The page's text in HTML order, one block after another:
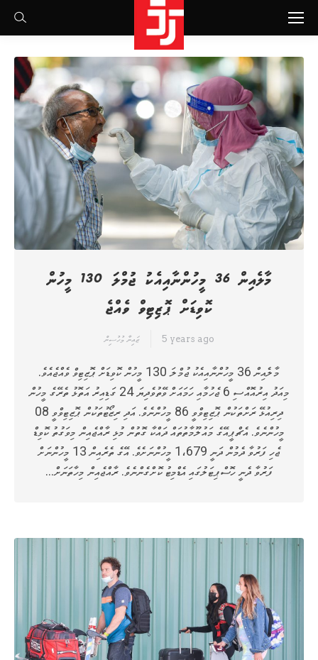
Search:
މާލެއިން 36 މީހުންނާއިއެކު ޖުމްލަ 130 މީހުން
ކޮވިޑަށް ޕޮޒިޓިވް ވެއްޖެ
ޒައިނާ މުހުސިން 5 years ago
މާލެއިން 36 މީހުންނާއިއެކު ޖުމްލަ 130 މީހުން ކޮވިޑަށް ޕޮޒިޓިވް ވެއްޖެއެވެ.
މިއަދު އިރުއޮއްސި 6 ޖެހުމާއި ހަމައަށް ވޭތުވެދިޔަ 24 ގަޑިއިރު އަތޮޅު ތެރޭގެ މީހުން
ދިރިއުޅޭ ރަށްތަކުން ޕޮޒިޓިވްވީ 86 މީހުންނެވެ. އަދި ރިޒޯޓުތަކުން ޕޮޒިޓިވްވީ 08
މީހުންނެވެ. އެޗްޕީއޭގެ މައުލޫމާތުތައް ދައްކާ ގޮތުން މުޅި ރާއްޖެއިން މިވަގުތު ކޮވިޑް
ޖެހި ފަރުވާ ދެމުން ދަނީ 1،679 މީހުންނަށެވެ. އޭގެ ތެރެއިން 13 މީހުންނަށް
ފަރުވާ ދެނީ ހޮސްޕިޓަލުގައި އެޑްމިޓު ކޮށްގެންނެވެ. ރާއްޖެއިން މިހާތަނަށް…